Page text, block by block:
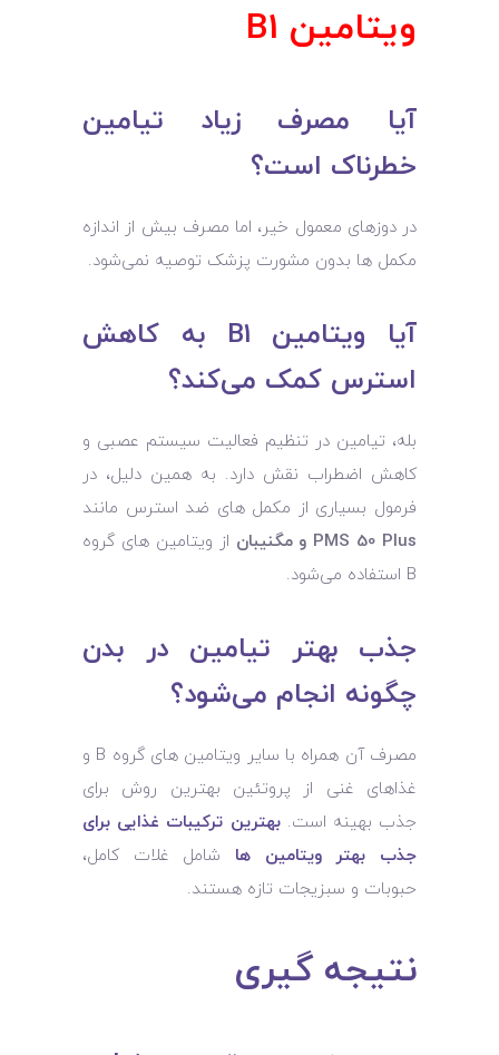
ویتامین B1
آیا مصرف زیاد تیامین
خطرناک است؟
در دوزهای معمول خیر، اما مصرف بیش از اندازه
مکمل‌ ها بدون مشورت پزشک توصیه نمی‌شود.
آیا ویتامین B1 به کاهش
استرس کمک می‌کند؟
بله، تیامین در تنظیم فعالیت سیستم عصبی و
کاهش اضطراب نقش دارد. به همین دلیل، در
فرمول بسیاری از مکمل ‌های ضد استرس مانند
PMS 50 Plus و مگنیبان
از ویتامین ‌های گروه
B استفاده می‌شود.
جذب بهتر تیامین در بدن
چگونه انجام می‌شود؟
مصرف آن همراه با سایر ویتامین ‌های گروه B و
غذاهای غنی از پروتئین بهترین روش برای
جذب بهینه است.بهترین ترکیبات غذایی برای
جذب بهتر ویتامین ‌ها شامل غلات کامل،
حبوبات و سبزیجات تازه هستند.
نتیجه ‌گیری